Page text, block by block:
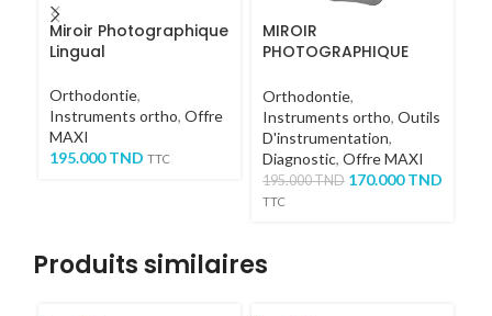
Miroir Photographique
Lingual
Orthodontie,
Instruments ortho, Offre
MAXI
195.000TND TTC
MIROIR
PHOTOGRAPHIQUE
Orthodontie,
Instruments ortho, Outils
D'instrumentation,
Diagnostic, Offre MAXI
195.000TND 170.000TND
TTC
Produits similaires